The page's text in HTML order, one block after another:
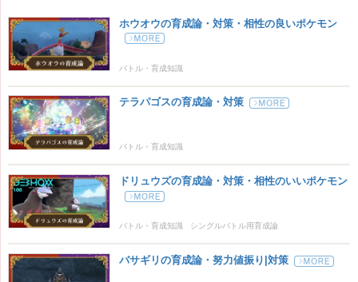
ホウオウの育成論・対策・相性の良いポケモン
バトル・育成知識
テラパゴスの育成論・対策
バトル・育成知識
ドリュウズの育成論・対策・相性のいいポケモン
バトル・育成知識 シングルバトル用育成論
バサギリの育成論・努力値振り|対策